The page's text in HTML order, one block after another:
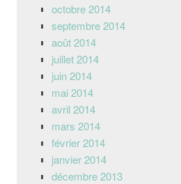
octobre 2014
septembre 2014
août 2014
juillet 2014
juin 2014
mai 2014
avril 2014
mars 2014
février 2014
janvier 2014
décembre 2013